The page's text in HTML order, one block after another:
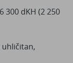
300 dKH (2 250
uhličitan,